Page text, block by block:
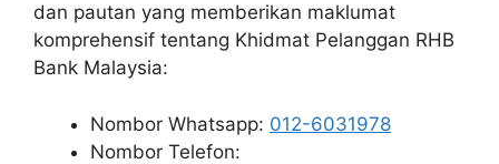
dan pautan yang memberikan maklumat
komprehensif tentang Khidmat Pelanggan RHB
Bank Malaysia:
Nombor Whatsapp: 012-6031978
Nombor Telefon: